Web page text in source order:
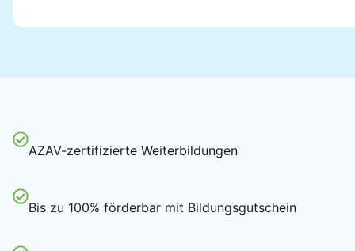
AZAV-zertifizierte Weiterbildungen
Bis zu 100% förderbar mit Bildungsgutschein